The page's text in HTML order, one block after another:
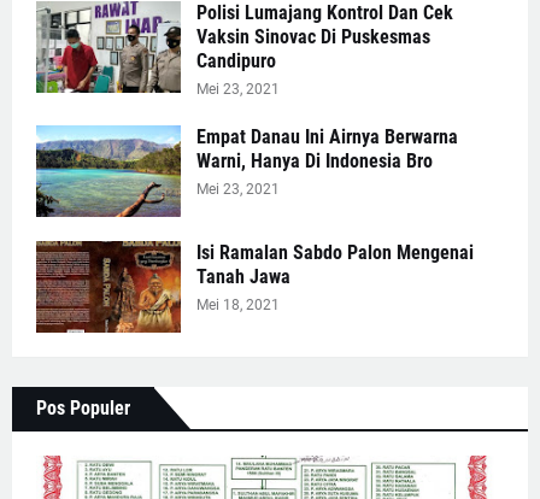
Polisi Lumajang Kontrol Dan Cek
Vaksin Sinovac Di Puskesmas
Candipuro
Mei 23, 2021
Empat Danau Ini Airnya Berwarna
Warni, Hanya Di Indonesia Bro
Mei 23, 2021
Isi Ramalan Sabdo Palon Mengenai
Tanah Jawa
Mei 18, 2021
Pos Populer